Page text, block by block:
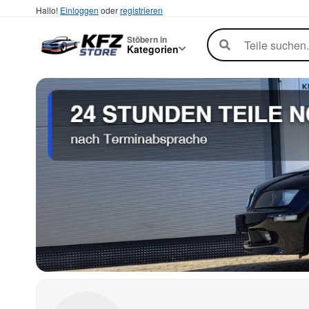
Hallo! Einloggen oderregistrieren
Stöbern in
Kategorien